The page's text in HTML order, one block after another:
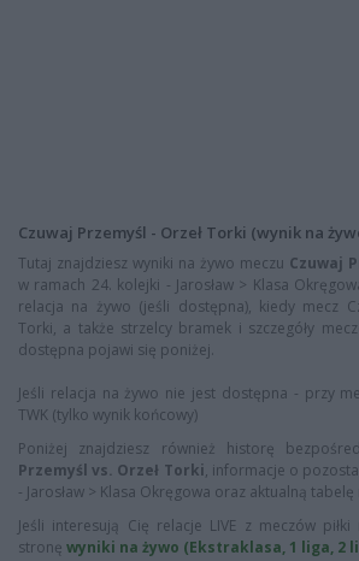
Czuwaj Przemyśl - Orzeł Torki (wynik na
Tutaj znajdziesz wyniki na żywo meczu Czuwaj
w ramach 24. kolejki - Jarosław > Klasa
relacja na żywo (jeśli dostępna), kiedy mecz
Torki, a także strzelcy bramek i szczegóły
dostępna pojawi się poniżej.
Jeśli relacja na żywo nie jest dostępna - przy
TWK (tylko wynik końcowy)
Poniżej znajdziesz również historę
Przemyśl vs. Orzeł Torki, informacje o
- Jarosław > Klasa Okręgowa oraz aktualną
Jeśli interesują Cię relacje LIVE z meczów
stronę wyniki na żywo (Ekstraklasa, 1 liga, 2